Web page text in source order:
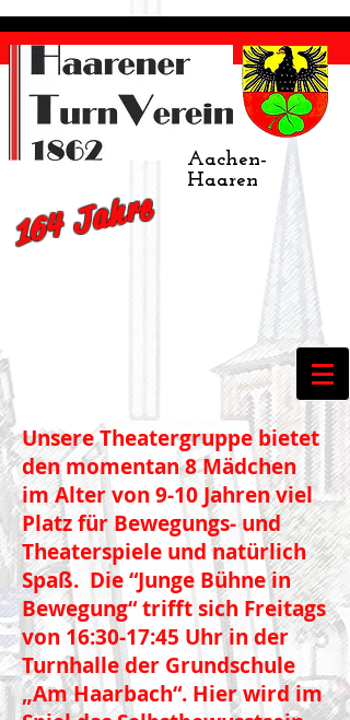
Aachen-
Haaren
164 Jahre
Unsere Theatergruppe bietet
den momentan 8 Mädchen
im Alter von 9-10 Jahren viel
Platz für Bewegungs- und
Theaterspiele und natürlich
Spaß. Die “Junge Bühne in
Bewegung“ trifft sich Freitags
von 16:30-17:45 Uhr in der
Turnhalle der Grundschule
„Am Haarbach“. Hier wird im